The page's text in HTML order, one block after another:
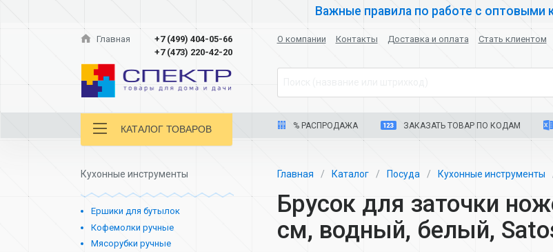
Важные правила по работе с оптовыми
Главная
+7 (499) 404-05-66
+7 (473) 220-42-20
О компании Контакты Доставка и оплата Стать клиентом
КАТАЛОГ ТОВАРОВ % РАСПРОДАЖА ЗАКАЗАТЬ ТОВАР ПО КОДАМ
Кухонные инструменты
Ершики для бутылок
Кофемолки ручные
Мясорубки ручные
Главная Каталог Посуда Кухонные инструменты
Брусок для заточки
см, водный, белый,